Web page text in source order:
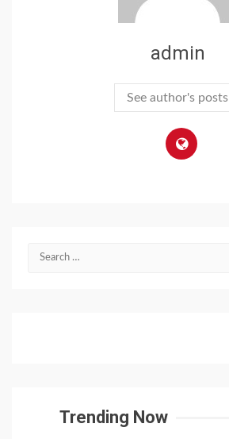
admin
See author's posts
Search
Trending Now